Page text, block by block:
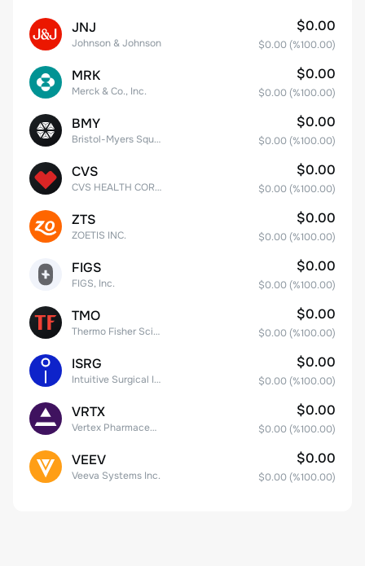
JNJ
Johnson & Johnson
$0.00
$0.00 (%100.00)
MRK
Merck & Co., Inc.
$0.00
$0.00 (%100.00)
BMY
Bristol-Myers Squibb Co.
$0.00
$0.00 (%100.00)
CVS
CVS HEALTH CORPORATION
$0.00
$0.00 (%100.00)
ZTS
ZOETIS INC.
$0.00
$0.00 (%100.00)
FIGS
FIGS, Inc.
$0.00
$0.00 (%100.00)
TMO
Thermo Fisher Scientific, Inc.
$0.00
$0.00 (%100.00)
ISRG
Intuitive Surgical Inc.
$0.00
$0.00 (%100.00)
VRTX
Vertex Pharmaceuticals Inc
$0.00
$0.00 (%100.00)
VEEV
Veeva Systems Inc.
$0.00
$0.00 (%100.00)